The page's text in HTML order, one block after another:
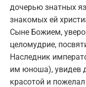
дочерью знатных
знакомых ей
Сыне Божием,
целомудрие,
Наследник
им юноша), увидев
красотой и